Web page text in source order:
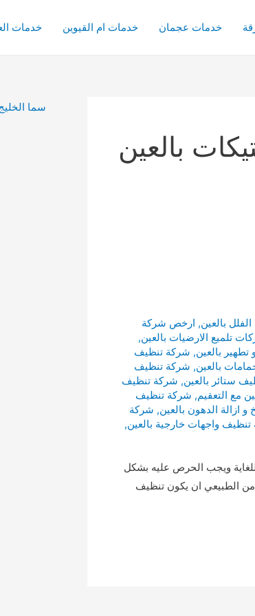
خدمات عجمان خدمات ام القيوين خدمات
بالعين
بالعين, ارخص شركة
تلميع الارضيات بالعين,
بالعين, شركة تنظيف
بالعين, شركة تنظيف
ستائر بالعين, شركة تنظيف
مع التعقيم, شركة تنظيف
ازالة الدهون بالعين, شركة
واجهات خارجية بالعين,
ويجب الحرص عليه بشكل
الطبيعي ان يكون تنظيف
سما